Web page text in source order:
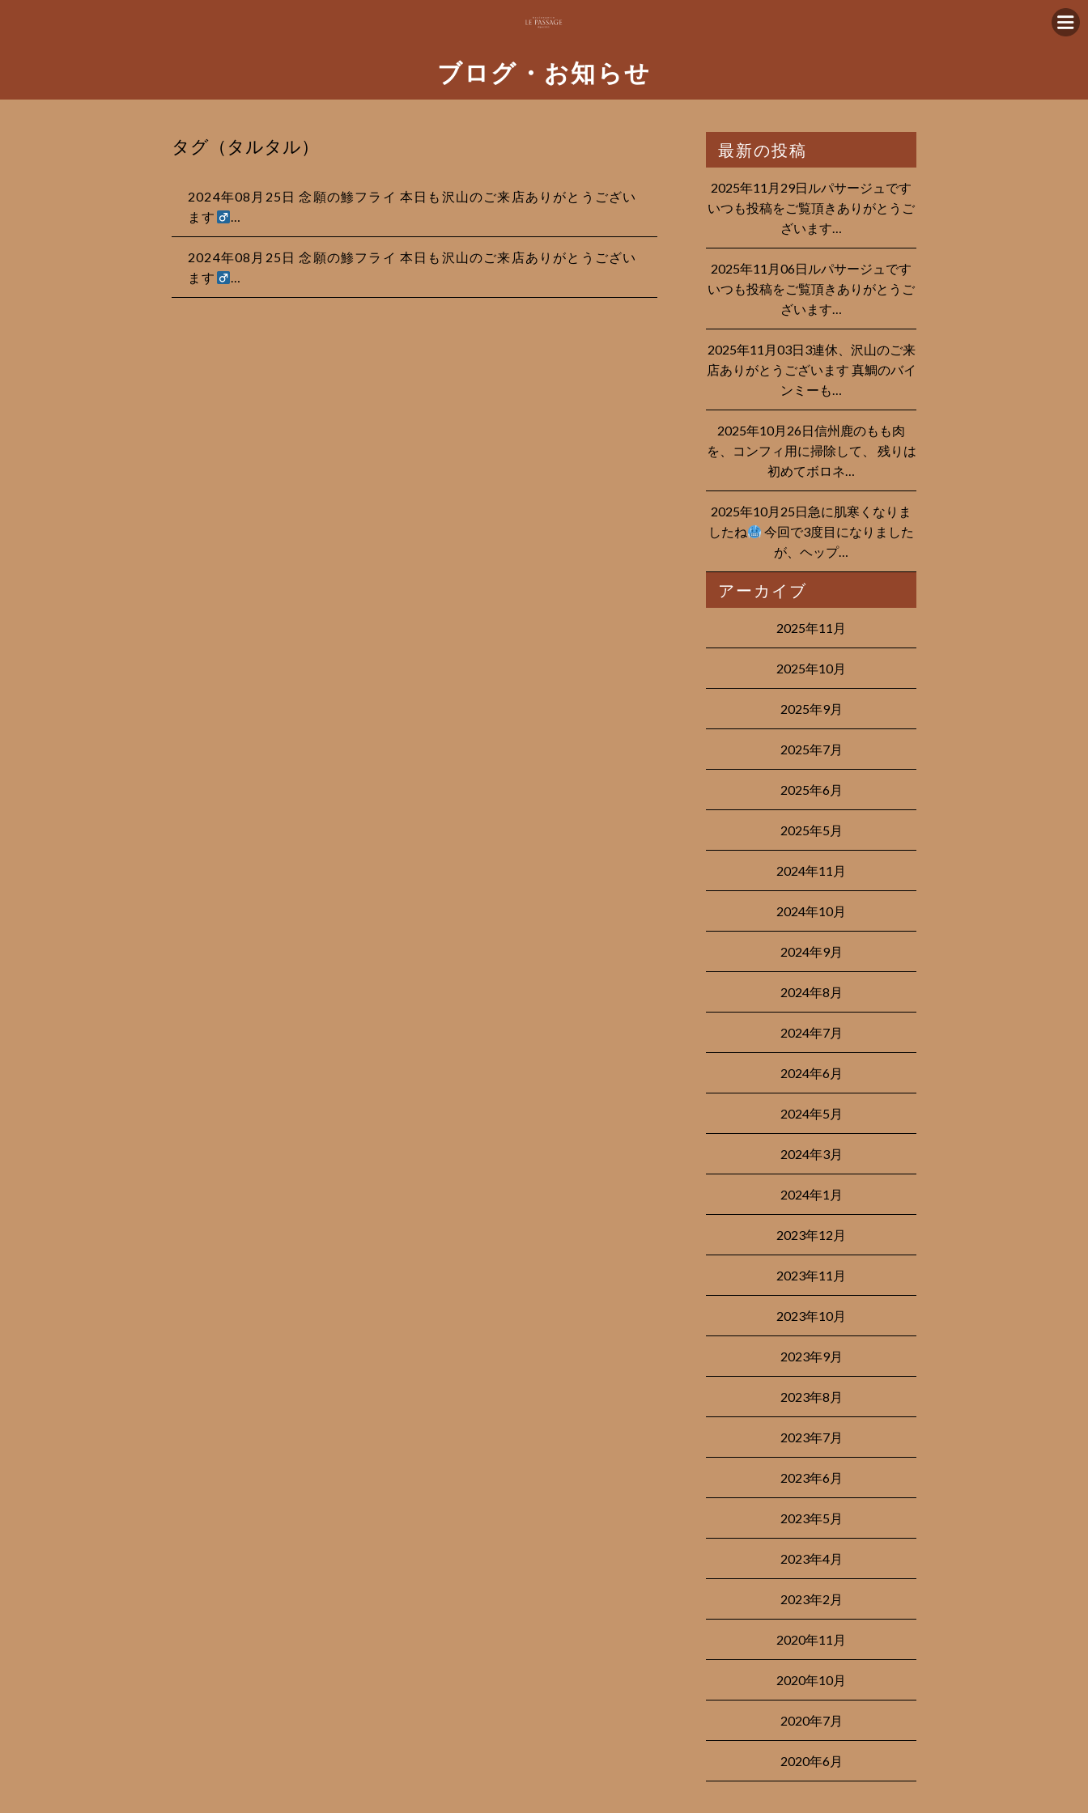
ブログ・お知らせ
タグ（タルタル）
2024年08月25日 念願の鯵フライ 本日も沢山のご来店ありがとうござい
ます‍
…
2024年08月25日 念願の鯵フライ 本日も沢山のご来店ありがとうござい
ます‍
…
最新の投稿
2025年11月29日ルパサージュです︎
いつも投稿をご覧頂きありがとうご
ざいます…
2025年11月06日ルパサージュです︎
いつも投稿をご覧頂きありがとうご
ざいます…
2025年11月03日3連休、沢山のご来
店ありがとうございます 真鯛のバイ
ンミーも…
2025年10月26日信州鹿のもも肉
を、コンフィ用に掃除して、 残りは
初めてボロネ…
2025年10月25日急に肌寒くなりま
したね
今回で3度目になりました
が、ヘップ…
アーカイブ
2025年11月
2025年10月
2025年9月
2025年7月
2025年6月
2025年5月
2024年11月
2024年10月
2024年9月
2024年8月
2024年7月
2024年6月
2024年5月
2024年3月
2024年1月
2023年12月
2023年11月
2023年10月
2023年9月
2023年8月
2023年7月
2023年6月
2023年5月
2023年4月
2023年2月
2020年11月
2020年10月
2020年7月
2020年6月